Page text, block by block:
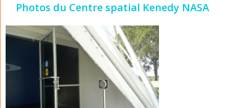
Photos du Centre spatial Kenedy NASA